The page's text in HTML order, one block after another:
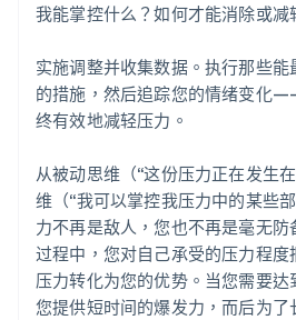
我能掌控什么？如何才能消除或减
实施调整并收集数据。执行那些
的措施，然后追踪您的情绪变化
终有效地减轻压力。
从被动思维（“这份压力正在发生
维（“我可以掌控我压力中的某些
力不再是敌人，您也不再是毫无
过程中，您对自己承受的压力程
压力转化为您的优势。当您需要
您提供短时间的爆发力，而后为了